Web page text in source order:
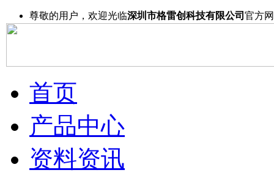
尊敬的用户，欢迎光临深圳市格雷创科技有限公司 官方
首页
产品中心
资料资讯